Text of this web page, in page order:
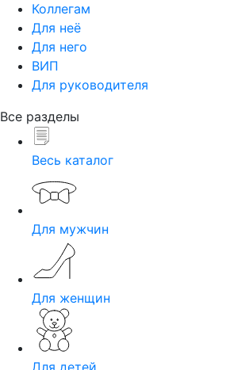
Коллегам
Для неё
Для него
ВИП
Для руководителя
Все разделы
Весь каталог
Для мужчин
Для женщин
Для детей